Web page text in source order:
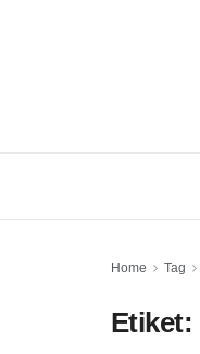
Home Tag
Etiket: